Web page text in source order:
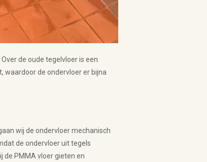
de oude tegelvloer is een
waardoor de ondervloer er bijna
wij de ondervloer mechanisch
de ondervloer uit tegels
de PMMA vloer gieten en